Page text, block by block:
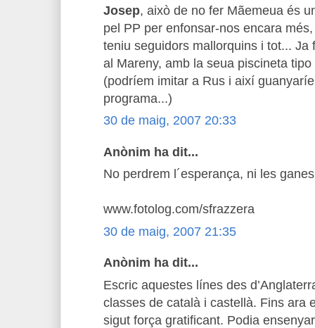
Josep, això de no fer Mãemeua és
pel PP per enfonsar-nos encara
teniu seguidors mallorquins i tot... Ja
al Mareny, amb la seua piscineta
(podríem imitar a Rus i així
programa...)
30 de maig, 2007 20:33
Anònim ha dit...
No perdrem l´esperança, ni les
www.fotolog.com/sfrazzera
30 de maig, 2007 21:35
Anònim ha dit...
Escric aquestes línes des
classes de català i castellà. Fins ara
sigut força gratificant. Podia